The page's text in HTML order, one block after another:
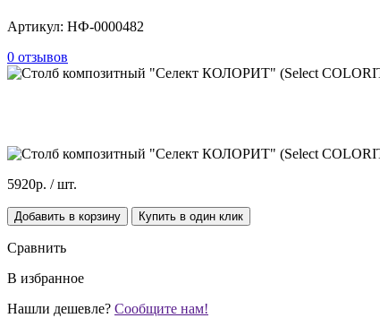
Артикул: НФ-0000482
0 отзывов
5920р. / шт.
Добавить в корзину Купить в один клик
Сравнить
В избранное
Нашли дешевле? Сообщите нам!